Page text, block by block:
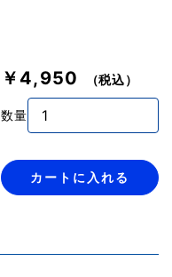
￥4,950 （税込）
数量
カートに入れる